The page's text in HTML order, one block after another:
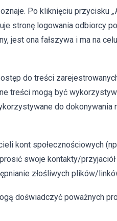
Po kliknięciu przycisku
stronę logowania odbiorcy
jest ona fałszywa i ma na
do treści
treści mogą być
do dokonywania
kont społecznościowych
swoje kontakty/
złośliwych plików/
doświadczyć poważnych